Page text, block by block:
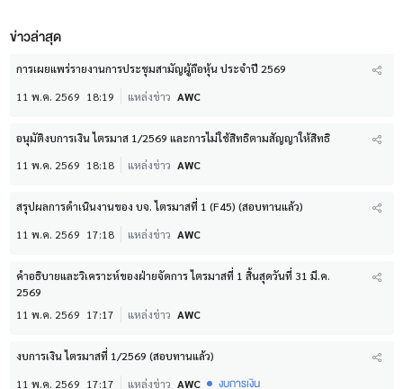
ข่าวล่าสุด
การเผยแพร่รายงานการประชุมสามัญผู้ถือหุ้น ประจำปี 2569
11 พ.ค. 2569 18:19 แหล่งข่าว AWC
อนุมัติงบการเงิน ไตรมาส 1/2569 และการไม่ใช้สิทธิตามสัญญาให้สิทธิ
11 พ.ค. 2569 18:18 แหล่งข่าว AWC
สรุปผลการดำเนินงานของ บจ. ไตรมาสที่ 1 (F45) (สอบทานแล้ว)
11 พ.ค. 2569 17:18 แหล่งข่าว AWC
คำอธิบายและวิเคราะห์ของฝ่ายจัดการ ไตรมาสที่ 1 สิ้นสุดวันที่ 31 มี.ค.
2569
11 พ.ค. 2569 17:17 แหล่งข่าว AWC
งบการเงิน ไตรมาสที่ 1/2569 (สอบทานแล้ว)
11 พ.ค. 2569 17:17 แหล่งข่าว AWC งบการเงิน